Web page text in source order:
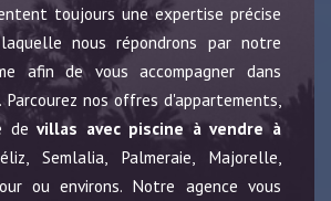
toujours une expertise précise
nous répondrons par notre
afin de vous accompagner dans
Parcourez nos offres d'appartements,
devillas avec piscine à vendre à
Semlalia, Palmeraie, Majorelle,
ou environs. Notre agence vous